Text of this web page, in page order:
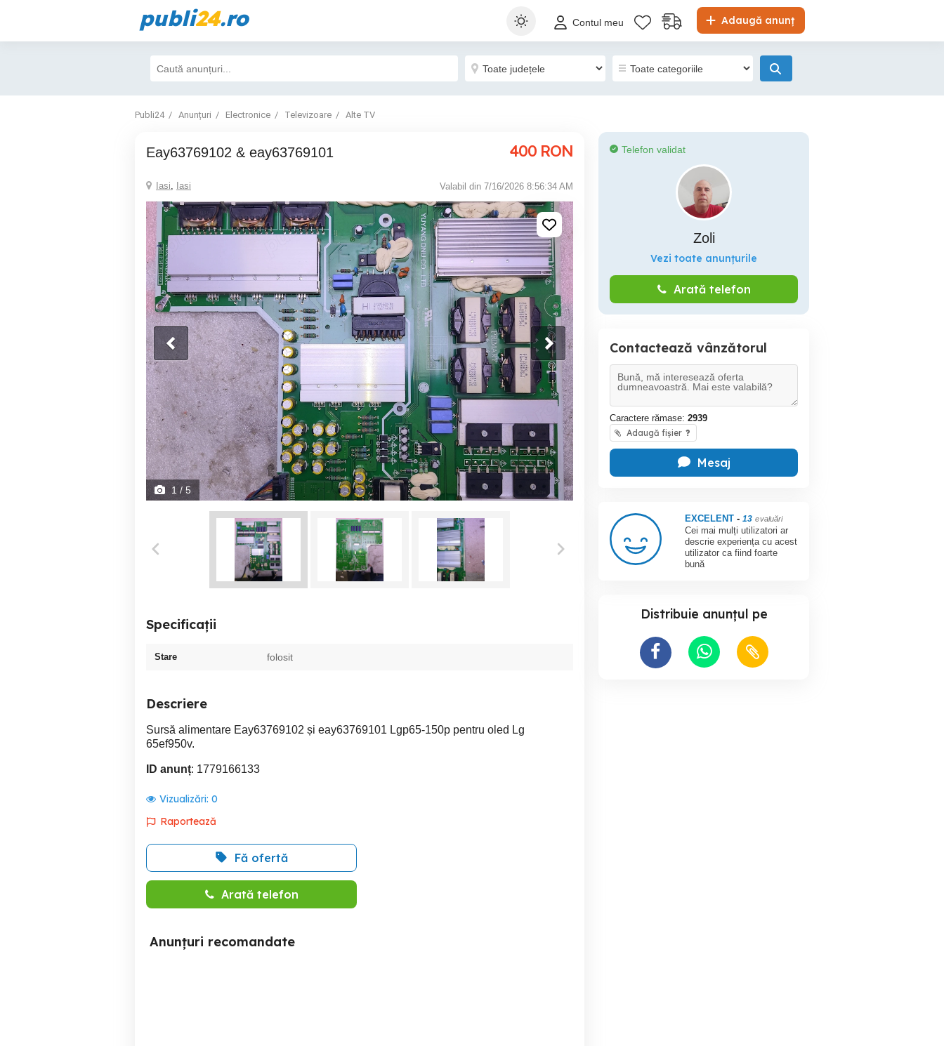
publi24.ro Adaugă anunț
Contul meu
Publi24 Anunțuri Electronice Televizoare Alte TV
Eay63769102 & eay63769101 400 RON
Iasi, Iasi Valabil din 7/16/2026 8:56:34 AM
1 / 5
Specificații
Stare folosit
Descriere
Sursă alimentare Eay63769102 și eay63769101 Lgp65-150p pentru oled Lg
65ef950v.
ID anunț: 1779166133
Vizualizări: 0
Raportează
Fă ofertă
Arată telefon
Anunțuri recomandate
Telefon validat
Zoli
Vezi toate anunțurile
Arată telefon
Contactează vânzătorul
Caractere rămase: 2939
Adaugă fișier ?
Mesaj
EXCELENT- 13 evaluări
Cei mai mulți utilizatori ar
descrie experiența cu acest
utilizator ca fiind foarte
bună
Distribuie anunțul pe